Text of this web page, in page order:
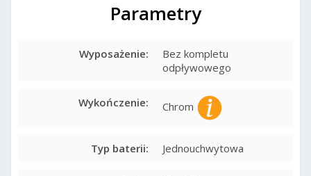
Parametry
Wyposażenie:
Bez kompletu
odpływowego
Wykończenie: Chrom
Typ baterii: Jednouchwytowa